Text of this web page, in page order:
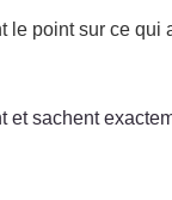
le point sur ce qui
sachent